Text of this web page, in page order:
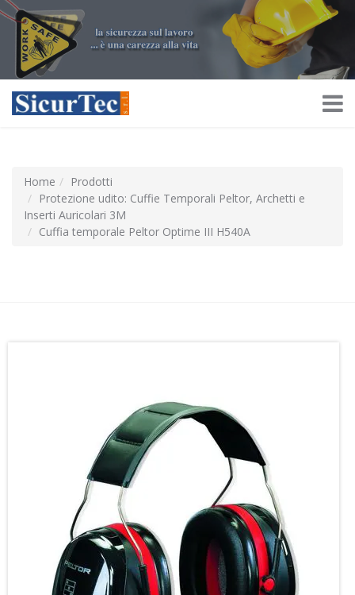
Home
Prodotti
Protezione udito: Cuffie Temporali Peltor, Archetti e
Inserti Auricolari 3M
Cuffia temporale Peltor Optime III H540A